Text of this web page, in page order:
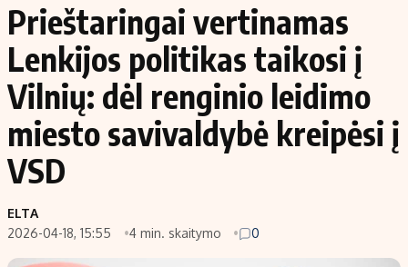
Prieštaringai vertinamas
Lenkijos politikas taikosi į
Vilnių: dėl renginio leidimo
miesto savivaldybė kreipėsi į
VSD
ELTA
2026-04-18, 15:55
4 min. skaitymo 0